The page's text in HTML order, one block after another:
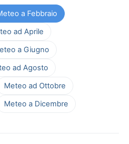
a Febbraio
ad Aprile
a Giugno
ad Agosto
Meteo ad Ottobre
Meteo a Dicembre